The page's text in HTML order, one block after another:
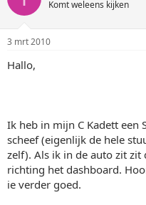
a
r
t
Komt weleens kijken
3 mrt 2010
Hallo,
Ik heb in mijn C Kadett een
scheef (eigenlijk de hele
zelf). Als ik in de auto zit
richting het dashboard.
ie verder goed.